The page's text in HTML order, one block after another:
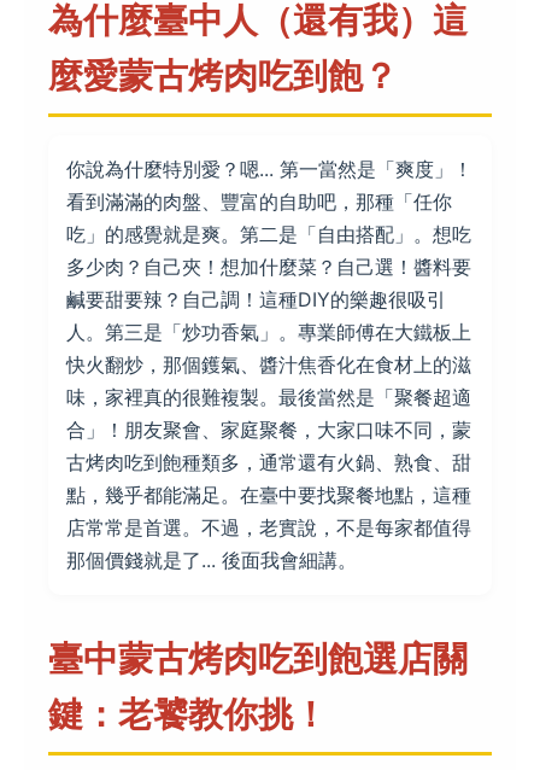
為什麼臺中人（還有我）這
麼愛蒙古烤肉吃到飽？
你說為什麼特別愛？嗯... 第一當然是「爽度」！
看到滿滿的肉盤、豐富的自助吧，那種「任你
吃」的感覺就是爽。第二是「自由搭配」。想吃
多少肉？自己夾！想加什麼菜？自己選！醬料要
鹹要甜要辣？自己調！這種DIY的樂趣很吸引
人。第三是「炒功香氣」。專業師傅在大鐵板上
快火翻炒，那個鑊氣、醬汁焦香化在食材上的滋
味，家裡真的很難複製。最後當然是「聚餐超適
合」！朋友聚會、家庭聚餐，大家口味不同，蒙
古烤肉吃到飽種類多，通常還有火鍋、熟食、甜
點，幾乎都能滿足。在臺中要找聚餐地點，這種
店常常是首選。不過，老實說，不是每家都值得
那個價錢就是了... 後面我會細講。
臺中蒙古烤肉吃到飽選店關
鍵：老饕教你挑！